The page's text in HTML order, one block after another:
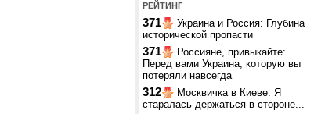
РЕЙТИНГ
371
Украина и Россия: Глубина
исторической пропасти
371
Россияне, привыкайте:
Перед вами Украина, которую вы
потеряли навсегда
312
Москвичка в Киеве: Я
старалась держаться в стороне...